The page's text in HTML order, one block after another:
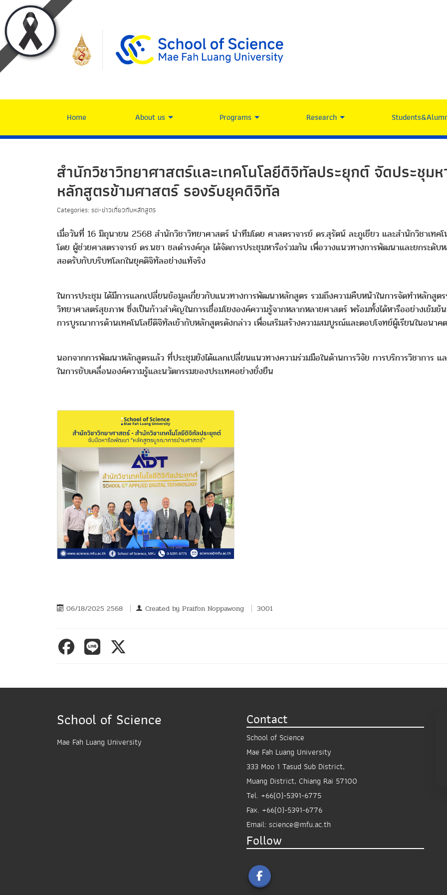
Home About us Programs Research
สำนักวิชาวิทยาศาสตร์และเทคโนโลยีดิจิทัลประยุกต์ จัดประชุม
หลักสูตรข้ามศาสตร์ รองรับยุคดิจิทัล
Categories: sci-ข่าวเกี่ยวกับหลักสูตร
เมื่อวันที่ 16 มิถุนายน 2568 สำนักวิชาวิทยาศาสตร์ นำทีมโดย ศาสตราจารย์ ดร.สุรัตน์ ละภูเขียว และสำนักวิชาเท
โดย ผู้ช่วยศาสตราจารย์ ดร.นชา ชลดำรงค์กุล ได้จัดการประชุมหารือร่วมกัน เพื่อวางแนวทางการพัฒนาและยกระดั
สอดรับกับบริบทโลกในยุคดิจิทัลอย่างแท้จริง
ในการประชุม ได้มีการแลกเปลี่ยนข้อมูลเกี่ยวกับแนวทางการพัฒนาหลักสูตร รวมถึงความคืบหน้าในการจัดทำหลักสู
วิทยาศาสตร์สุขภาพ ซึ่งเป็นก้าวสำคัญในการเชื่อมโยงองค์ความรู้จากหลากหลายศาสตร์ พร้อมทั้งได้หารืออย่างเข้ม
การบูรณาการด้านเทคโนโลยีดิจิทัลเข้ากับหลักสูตรดังกล่าว เพื่อเสริมสร้างความสมบูรณ์และตอบโจทย์ผู้เรียนในอนาคต
นอกจากการพัฒนาหลักสูตรแล้ว ที่ประชุมยังได้แลกเปลี่ยนแนวทางความร่วมมือในด้านการวิจัย การบริการวิชาการ แ
ในการขับเคลื่อนองค์ความรู้และนวัตกรรมของประเทศอย่างยั่งยืน
06/18/2025 2568 Created by Praifon Noppawong 3001
School of Science
Mae Fah Luang University
Contact
School of Science
Mae Fah Luang University
333 Moo 1 Tasud Sub District,
Muang District, Chiang Rai 57100
Tel. +66(0)-5391-6775
Fax. +66(0)-5391-6776
Email: science@mfu.ac.th
Follow